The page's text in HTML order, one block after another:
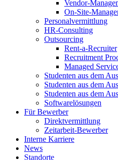
Vendor-
On-Site-
Personalvermittlung
HR-Consulting
Outsourcing
Rent-a-Recruiter
Recruitment
Managed
Studenten aus dem
Studenten aus dem
Studenten aus dem
Softwarelösungen
Für Bewerber
Direktvermittlung
Zeitarbeit-Bewerber
Interne Karriere
News
Standorte